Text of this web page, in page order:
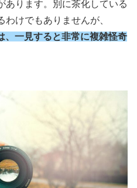
あります。別に茶化している
けでもありませんが、
一見すると非常に複雑怪奇